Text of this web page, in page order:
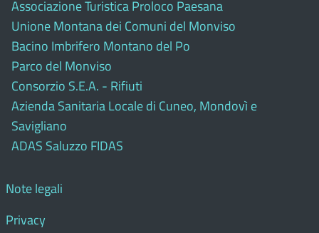
Associazione Turistica Proloco Paesana
Unione Montana dei Comuni del Monviso
Bacino Imbrifero Montano del Po
Parco del Monviso
Consorzio S.E.A. - Rifiuti
Azienda Sanitaria Locale di Cuneo, Mondovì e
Savigliano
ADAS Saluzzo FIDAS
Note legali
Privacy